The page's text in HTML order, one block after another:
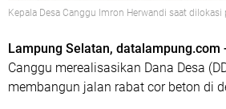
Kepala Desa Canggu Imron Herwandi saat dilokasi
Lampung Selatan, datalampung.com
Canggu merealisasikan Dana Desa
membangun jalan rabat cor beton di